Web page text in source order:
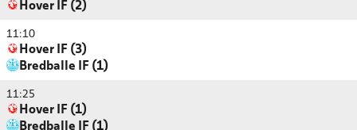
Hover IF (2)
11:10
Hover IF (3)
Bredballe IF (1)
11:25
Hover IF (1)
Bredballe IF (1)